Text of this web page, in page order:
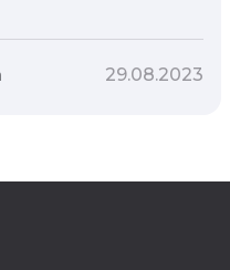
тесты, онлайн-
мы сделали для
статей блога
29.08.2023